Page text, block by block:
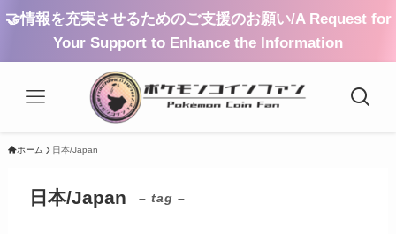
🤝情報を充実させるためのご支援のお願い/A Request for
Your Support to Enhance the Information
ホーム 日本/Japan
日本/Japan – tag –